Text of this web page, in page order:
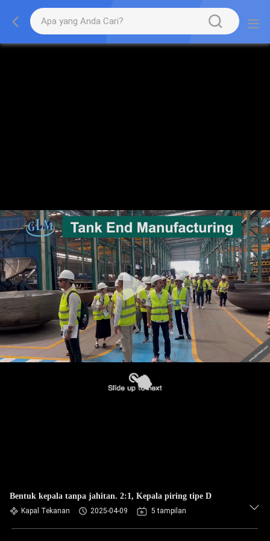
Bentuk kepala tanpa jahitan. 2:1, Kepala piring tipe D
Kapal Tekanan 2025-04-09 5 tampilan